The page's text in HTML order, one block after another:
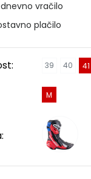
vračilo
plačilo
39 40 41
M